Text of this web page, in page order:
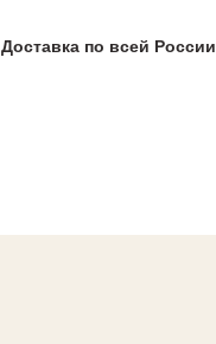
Доставка по всей России